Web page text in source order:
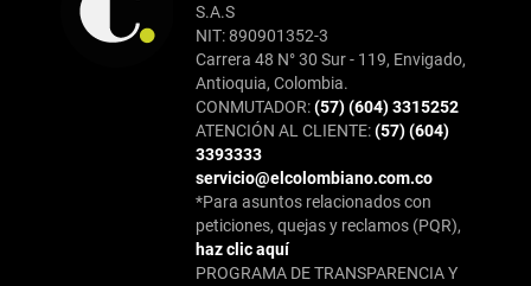
S.A.S
NIT: 890901352-3
Carrera 48 N° 30 Sur - 119, Envigado,
Antioquia, Colombia.
CONMUTADOR:(57) (604) 3315252
ATENCIÓN AL CLIENTE:(57) (604)
3393333
servicio@elcolombiano.com.co
*Para asuntos relacionados con
peticiones, quejas y reclamos (PQR),
haz clic aquí
PROGRAMA DE TRANSPARENCIA Y